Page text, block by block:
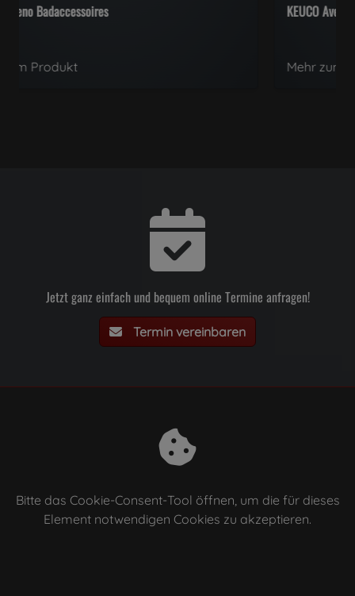
KEUCO Aveno Duschaccessoires
Mehr zum Produkt
Jetzt ganz einfach und bequem online Termine anfragen!
Termin vereinbaren
Bitte das Cookie-Consent-Tool öffnen , um die für dieses
Element notwendigen Cookies zu akzeptieren.